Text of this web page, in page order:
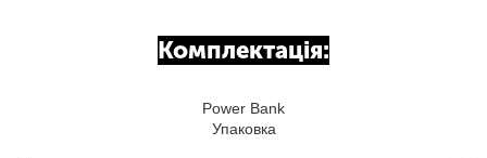
Комплектація:
Power Bank
Упаковка